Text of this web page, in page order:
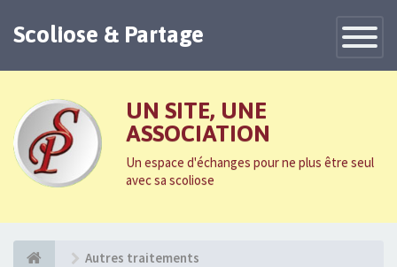
Toggle
Scoliose & Partage
UN SITE, UNE
ASSOCIATION
Un espace d'échanges pour ne plus être seul
avec sa scoliose
Autres traitements